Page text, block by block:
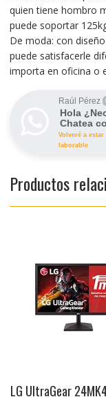
quien tiene hombro
puede soportar
De moda: con
puede satisfacerle
importa en oficina o
Raúl Pérez
Hola
Chatea
Volveré a
laborable
Productos
LG UltraGear